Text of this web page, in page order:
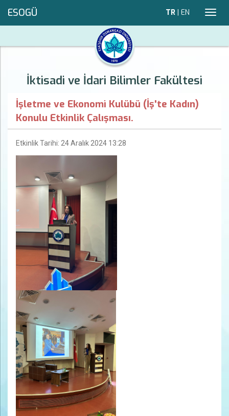
ESOGÜ TR | EN
İktisadi ve İdari Bilimler Fakültesi
İşletme ve Ekonomi Kulübü (İş'te Kadın)
Konulu Etkinlik Çalışması.
Etkinlik Tarihi: 24 Aralık 2024 13:28